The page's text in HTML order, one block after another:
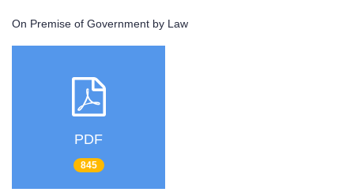
On Premise of Government by Law
PDF
845